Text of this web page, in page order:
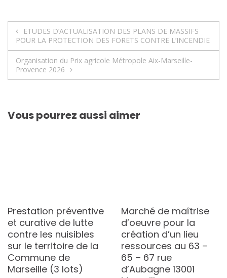
Navigation
de
l’article
ETUDES D’ACTUALISATION DES PLANS DE MASSIFS
POUR LA PROTECTION DES FORETS CONTRE L’INCENDIE
Organisation du Prix agricole Métropole Aix-Marseille-
Provence 2026
Vous pourrez aussi aimer
Prestation préventive
et curative de lutte
contre les nuisibles
sur le territoire de la
Commune de
Marseille (3 lots)
Marché de maîtrise
d’oeuvre pour la
création d’un lieu
ressources au 63 –
65 – 67 rue
d’Aubagne 13001